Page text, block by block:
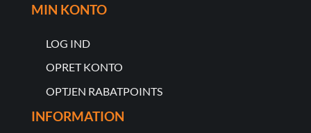
MIN KONTO
LOG IND
OPRET KONTO
OPTJEN RABATPOINTS
INFORMATION